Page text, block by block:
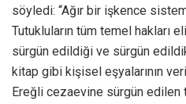
söyledi: “Ağır bir işkence
Tutukluların tüm temel hakları
sürgün edildiği ve sürgün
kitap gibi kişisel eşyalarının
Ereğli cezaevine sürgün edilen